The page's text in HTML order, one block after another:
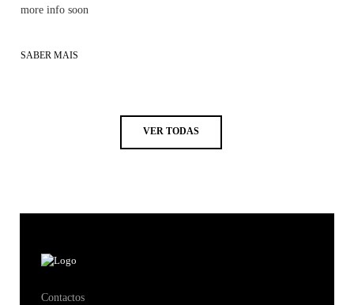
more info soon
SABER MAIS
VER TODAS
Contactos